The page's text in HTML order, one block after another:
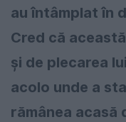
au întâmplat în
Cred că
şi de plecarea
acolo unde a
rămânea acasă